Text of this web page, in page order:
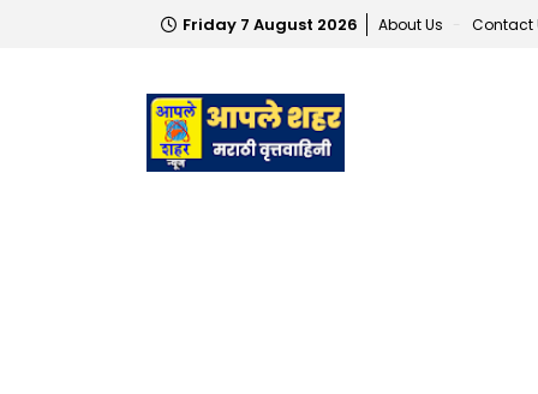
Friday 7 August 2026 About Us Contact